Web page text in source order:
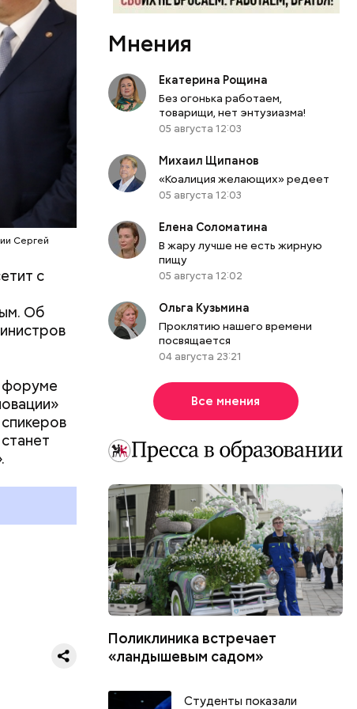
Сергей
с
Об
форуме
В
все
двух
Мнения
Екатерина Рощина
Без огонька работаем,
товарищи, нет энтузиазма!
05 августа 12:03
Михаил Щипанов
«Коалиция желающих» редеет
05 августа 12:03
Елена Соломатина
В жару лучше не есть жирную
пищу
05 августа 12:02
Ольга Кузьмина
Проклятию нашего времени
посвящается
04 августа 23:21
Все мнения
Поликлиника встречает
«ландышевым садом»
Студенты показали